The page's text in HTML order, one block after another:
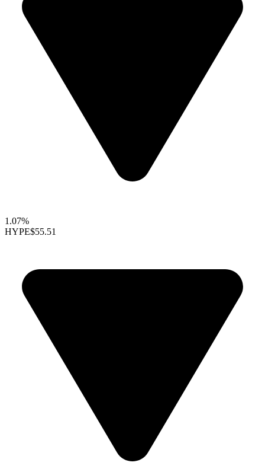
1.07%
HYPE$55.51